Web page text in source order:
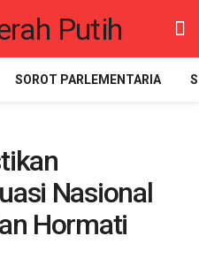
SOROT PARLEMENTARIA
Nasional
Hormati